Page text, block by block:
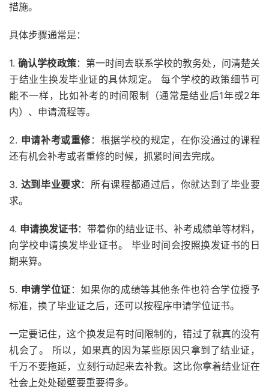
措施。
具体步骤通常是：
1.确认学校政策：第一时间去联系学校的教务处，问清楚关
于结业生换发毕业证的具体规定。 每个学校的政策细节可
能不一样，比如补考的时间限制（通常是结业后1年或2年
内）、申请流程等。
2. 申请补考或重修：根据学校的规定，在你没通过的课程
还有机会补考或者重修的时候，抓紧时间去完成。
3. 达到毕业要求：所有课程都通过后，你就达到了毕业要
求。
4. 申请换发证书：带着你的结业证书、补考成绩单等材料，
向学校申请换发毕业证书。 毕业时间会按照换发证书的日
期来算。
5. 申请学位证 ：如果你的成绩等其他条件也符合学位授予
标准，换了毕业证之后，还可以按程序申请学位证书。
一定要记住，这个换发是有时间限制的，错过了就真的没有
机会了。 所以，如果真的因为某些原因只拿到了结业证，
千万不要拖延，立刻行动起来去补救。这比你拿着结业证在
社会上处处碰壁要重要得多。